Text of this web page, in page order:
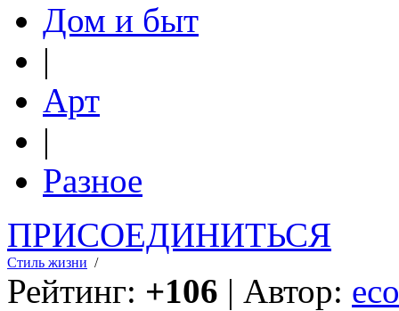
Дом и быт
|
Арт
|
Разное
ПРИСОЕДИНИТЬСЯ
Стиль жизни /
Рейтинг: +106 | Автор: